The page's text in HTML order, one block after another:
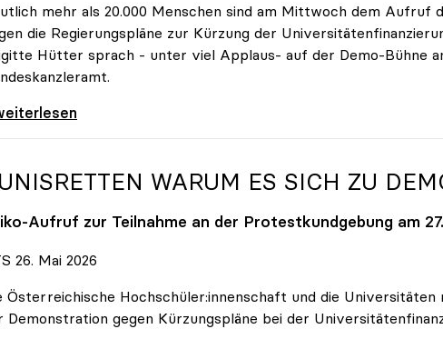
mehr als 20.000 Menschen sind am Mittwoch dem Aufruf
die Regierungspläne zur Kürzung der
Hütter sprach - unter viel Applaus- auf der Demo-Bühne
nehmen es nicht hin\": Rede von
WARUM ES SICH ZU
-Aufruf zur Teilnahme an der Protestkundgebung am
26. Mai 2026
Österreichische Hochschüler:innenschaft und die
Demonstration gegen Kürzungspläne bei der